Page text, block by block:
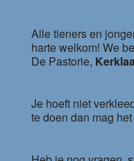
Alle tieners en
harte welkom! We
De Pastorie,
Je hoeft niet
te doen dan mag